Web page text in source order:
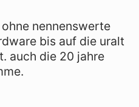
nennenswerte
bis auf die uralt
auch die 20 jahre